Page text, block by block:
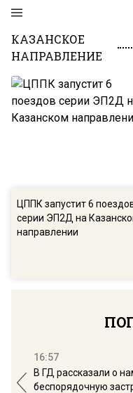
КАЗАНСКОЕ
НАПРАВЛЕНИЕ
ЦППК запустит 6
серии ЭП2Д на
направлении
16:57
В ГД рассказали о
беспорядочную